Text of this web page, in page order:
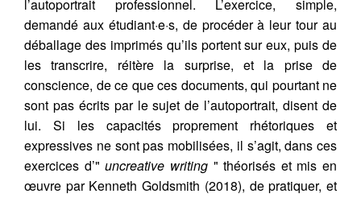
l’autoportrait professionnel. L’exercice, simple,
demandé aux étudiant·e·s, de procéder à leur tour au
déballage des imprimés qu’ils portent sur eux, puis de
les transcrire, réitère la surprise, et la prise de
conscience, de ce que ces documents, qui pourtant ne
sont pas écrits par le sujet de l’autoportrait, disent de
lui. Si les capacités proprement rhétoriques et
expressives ne sont pas mobilisées, il s’agit, dans ces
exercices d’"uncreative writing" théorisés et mis en
œuvre par Kenneth Goldsmith (2018), de pratiquer, et